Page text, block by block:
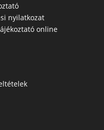
nyilatkozat
online